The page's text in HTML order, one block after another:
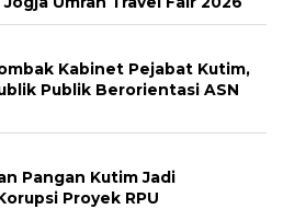
Kabinet Pejabat Kutim,
Publik Berorientasi ASN
Pangan Kutim Jadi
Proyek RPU